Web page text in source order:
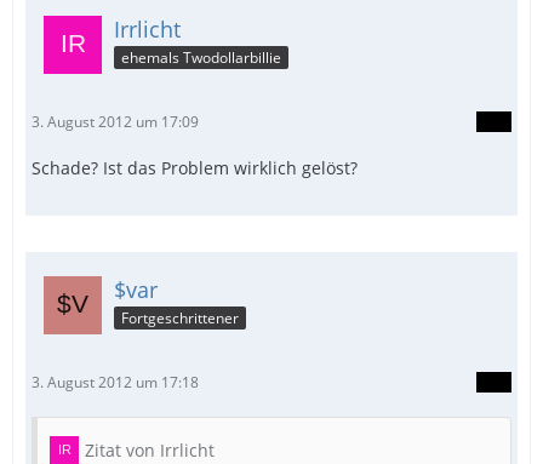
Irrlicht
ehemals Twodollarbillie
3. August 2012 um 17:09
Schade? Ist das Problem wirklich gelöst?
$var
Fortgeschrittener
3. August 2012 um 17:18
Zitat von Irrlicht